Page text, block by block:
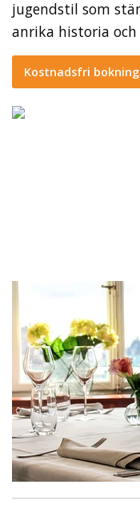
jugendstil som
anrika historia
Kostnadsfri